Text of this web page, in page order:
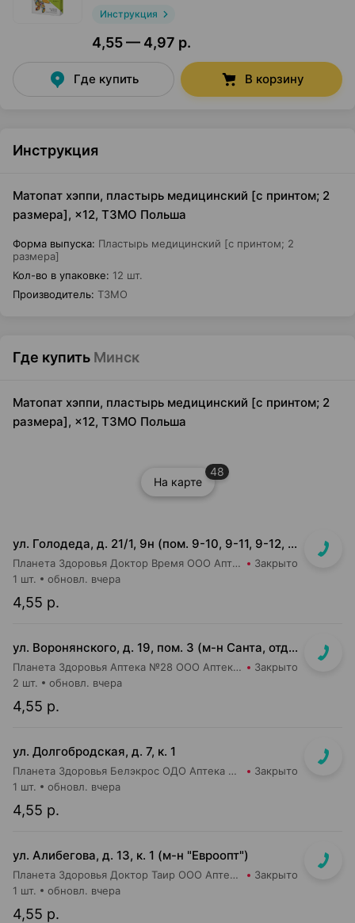
Инструкция
4,55 — 4,97 р.
Где купить В корзину
Инструкция
Матопат хэппи, пластырь медицинский [с принтом; 2
размера], ×12, ТЗМО Польша
Форма выпуска: Пластырь медицинский [с принтом; 2
размера]
Кол-во в упаковке: 12 шт.
Производитель: ТЗМО
Где купить Минск
Матопат хэппи, пластырь медицинский [с принтом; 2
размера], ×12, ТЗМО Польша
На карте
48
ул. Голодеда, д. 21/1, 9н (пом. 9-10, 9-11, 9-12, 9-13, 9-14, 9-15, 9-16)
Планета Здоровья Доктор Время ООО Аптека №8 Закрыто
4,55 р.
1 шт. обновл. вчера
ул. Воронянского, д. 19, пом. 3 (м-н Санта, отдельный вход)
Планета Здоровья Аптека №28 ООО Аптека №9 Закрыто
4,55 р.
2 шт. обновл. вчера
ул. Долгобродская, д. 7, к. 1
Планета Здоровья Белэкрос ОДО Аптека №1 Закрыто
4,55 р.
1 шт. обновл. вчера
ул. Алибегова, д. 13, к. 1 (м-н "Евроопт")
Планета Здоровья Доктор Таир ООО Аптека №1 Закрыто
4,55 р.
1 шт. обновл. вчера